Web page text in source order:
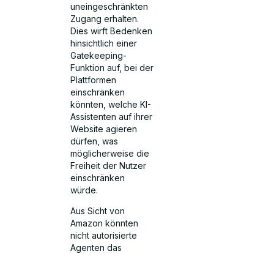
uneingeschränkten
Zugang erhalten.
Dies wirft Bedenken
hinsichtlich einer
Gatekeeping-
Funktion auf, bei der
Plattformen
einschränken
könnten, welche KI-
Assistenten auf ihrer
Website agieren
dürfen, was
möglicherweise die
Freiheit der Nutzer
einschränken
würde.
Aus Sicht von
Amazon könnten
nicht autorisierte
Agenten das